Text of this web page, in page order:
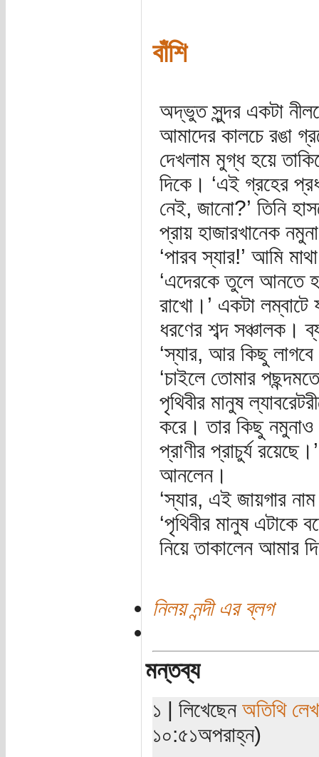
বাঁশি
অদ্ভুত সুন্দর একটা
আমাদের কালচে রঙা
দেখলাম মুগ্ধ হয়ে
দিকে। ‘এই গ্রহের
নেই, জানো?’ তিনি
প্রায় হাজারখানেক
‘পারব স্যার!’ আমি
‘এদেরকে তুলে আনতে
রাখো।’ একটা লম্বাটে
ধরণের শব্দ সঞ্চালক।
‘স্যার, আর কিছু লাগবে
‘চাইলে তোমার
পৃথিবীর মানুষ
করে। তার কিছু
প্রাণীর প্রাচুর্য
আনলেন।
‘স্যার, এই জায়গার
‘পৃথিবীর মানুষ এটাকে
নিয়ে তাকালেন আমার
নিলয় নন্দী এর ব্লগ
মন্তব্য
১ | লিখেছেন অতিথি
১০:৫১অপরাহ্ন)